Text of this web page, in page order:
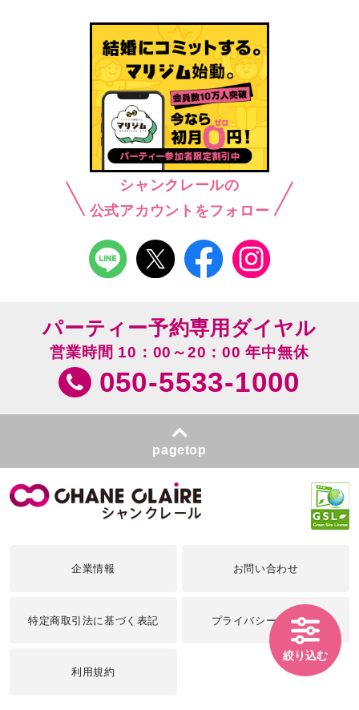
シャンクレールの
公式アカウントをフォロー
絞り込む
パーティー予約専用ダイヤル
営業時間 10：00～20：00 年中無休
050-5533-1000
pagetop
企業情報 お問い合わせ
特定商取引法に基づく表記 プライバシーポリシー
利用規約